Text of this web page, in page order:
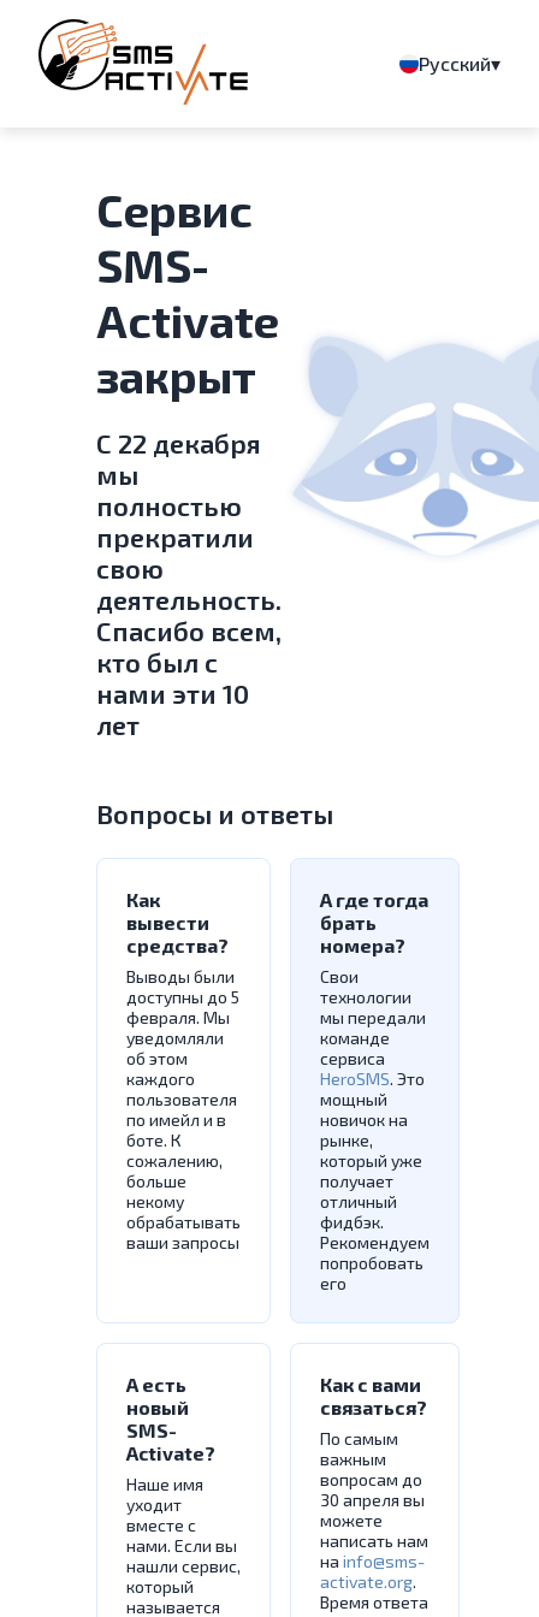
Русский▾
Сервис
SMS-
Activate
закрыт
С 22 декабря
мы
полностью
прекратили
свою
деятельность.
Спасибо всем,
кто был с
нами эти 10
лет
Вопросы и ответы
Как
вывести
средства?
Выводы были
доступны до 5
февраля. Мы
уведомляли
об этом
каждого
пользователя
по имейл и в
боте. К
сожалению,
больше
некому
обрабатывать
ваши запросы
А где тогда
брать
номера?
Свои
технологии
мы передали
команде
сервиса
HeroSMS. Это
мощный
новичок на
рынке,
который уже
получает
отличный
фидбэк.
Рекомендуем
попробовать
его
А есть
новый
SMS-
Activate?
Наше имя
уходит
вместе с
нами. Если вы
нашли сервис,
который
называется
Как с вами
связаться?
По самым
важным
вопросам до
30 апреля вы
можете
написать нам
на info@sms-
activate.org.
Время ответа